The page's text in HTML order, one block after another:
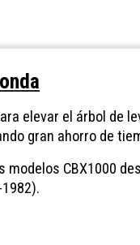
elevar el árbol de
gran ahorro de
CBX1000